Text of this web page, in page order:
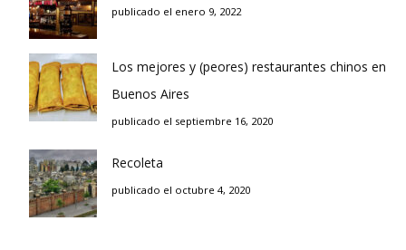
publicado el enero 9, 2022
Los mejores y (peores) restaurantes chinos en
Buenos Aires
publicado el septiembre 16, 2020
Recoleta
publicado el octubre 4, 2020